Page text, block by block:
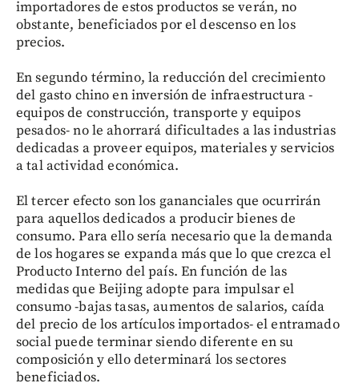
importadores de estos productos se verán, no
obstante, beneficiados por el descenso en los
precios.
En segundo término, la reducción del crecimiento
del gasto chino en inversión de infraestructura -
equipos de construcción, transporte y equipos
pesados- no le ahorrará dificultades a las industrias
dedicadas a proveer equipos, materiales y servicios
a tal actividad económica.
El tercer efecto son los gananciales que ocurrirán
para aquellos dedicados a producir bienes de
consumo. Para ello sería necesario que la demanda
de los hogares se expanda más que lo que crezca el
Producto Interno del país. En función de las
medidas que Beijing adopte para impulsar el
consumo -bajas tasas, aumentos de salarios, caída
del precio de los artículos importados- el entramado
social puede terminar siendo diferente en su
composición y ello determinará los sectores
beneficiados.